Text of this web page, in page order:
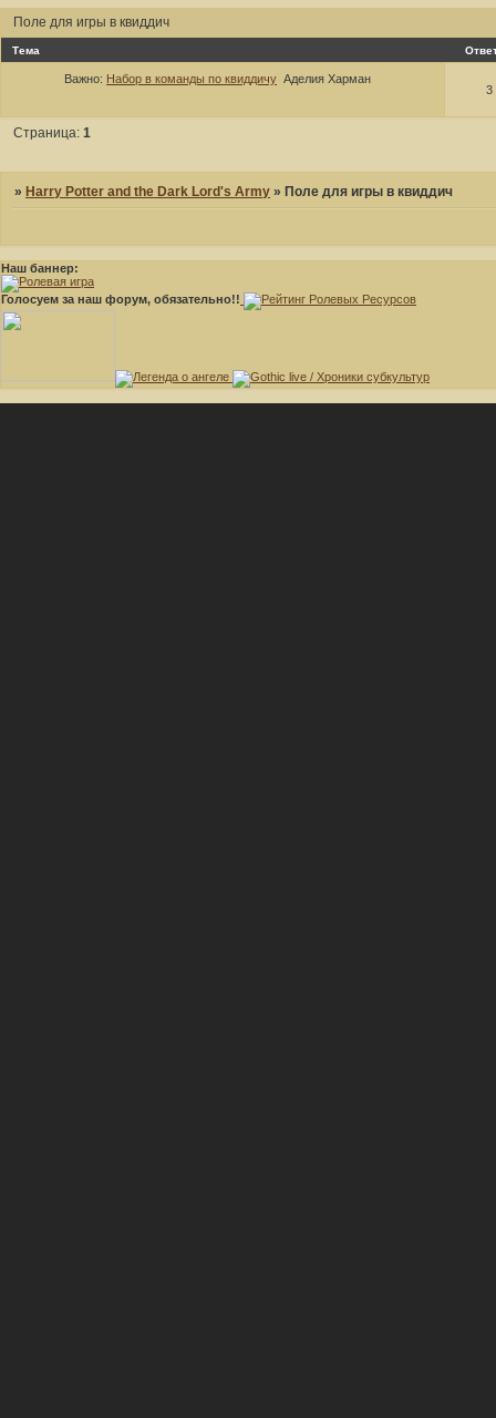
Поле для игры в квиддич
Тема
Важно: Набор в команды по квиддичу Аделия Харман
3
Страница:1
»Harry Potter and the Dark Lord's Army »Поле для игры в квиддич
Наш баннер:
Голосуем за наш форум, обязательно!!